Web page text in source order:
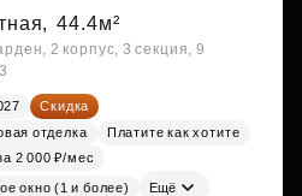
44.4м²
2 корпус, 3 секция, 9
Скидка
отделка
Платите как хотите
2 000 ₽/мес
окно (1 и более) Ещё